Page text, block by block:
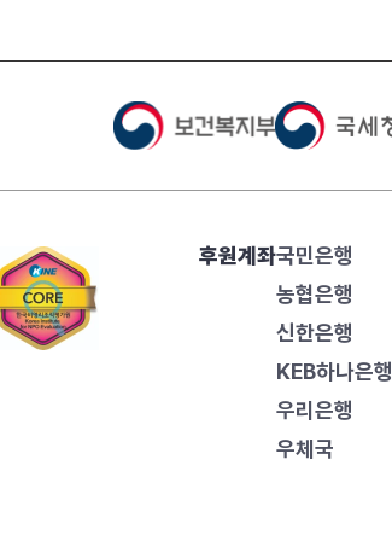
후원계좌국민은행
농협은행
신한은행
KEB하나은행
우리은행
우체국